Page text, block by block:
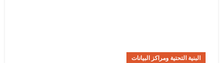
البنية التحتية ومراكز البيانات